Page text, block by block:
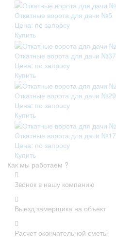
Откатные ворота для дачи №5
Цена: по запросу
Купить
Откатные ворота для дачи №37
Цена: по запросу
Купить
Откатные ворота для дачи №29
Цена: по запросу
Купить
Откатные ворота для дачи №17
Цена: по запросу
Купить
Как мы работаем ?
Звонок в нашу компанию
Выезд замерщика на объект
Расчет окончательной сметы